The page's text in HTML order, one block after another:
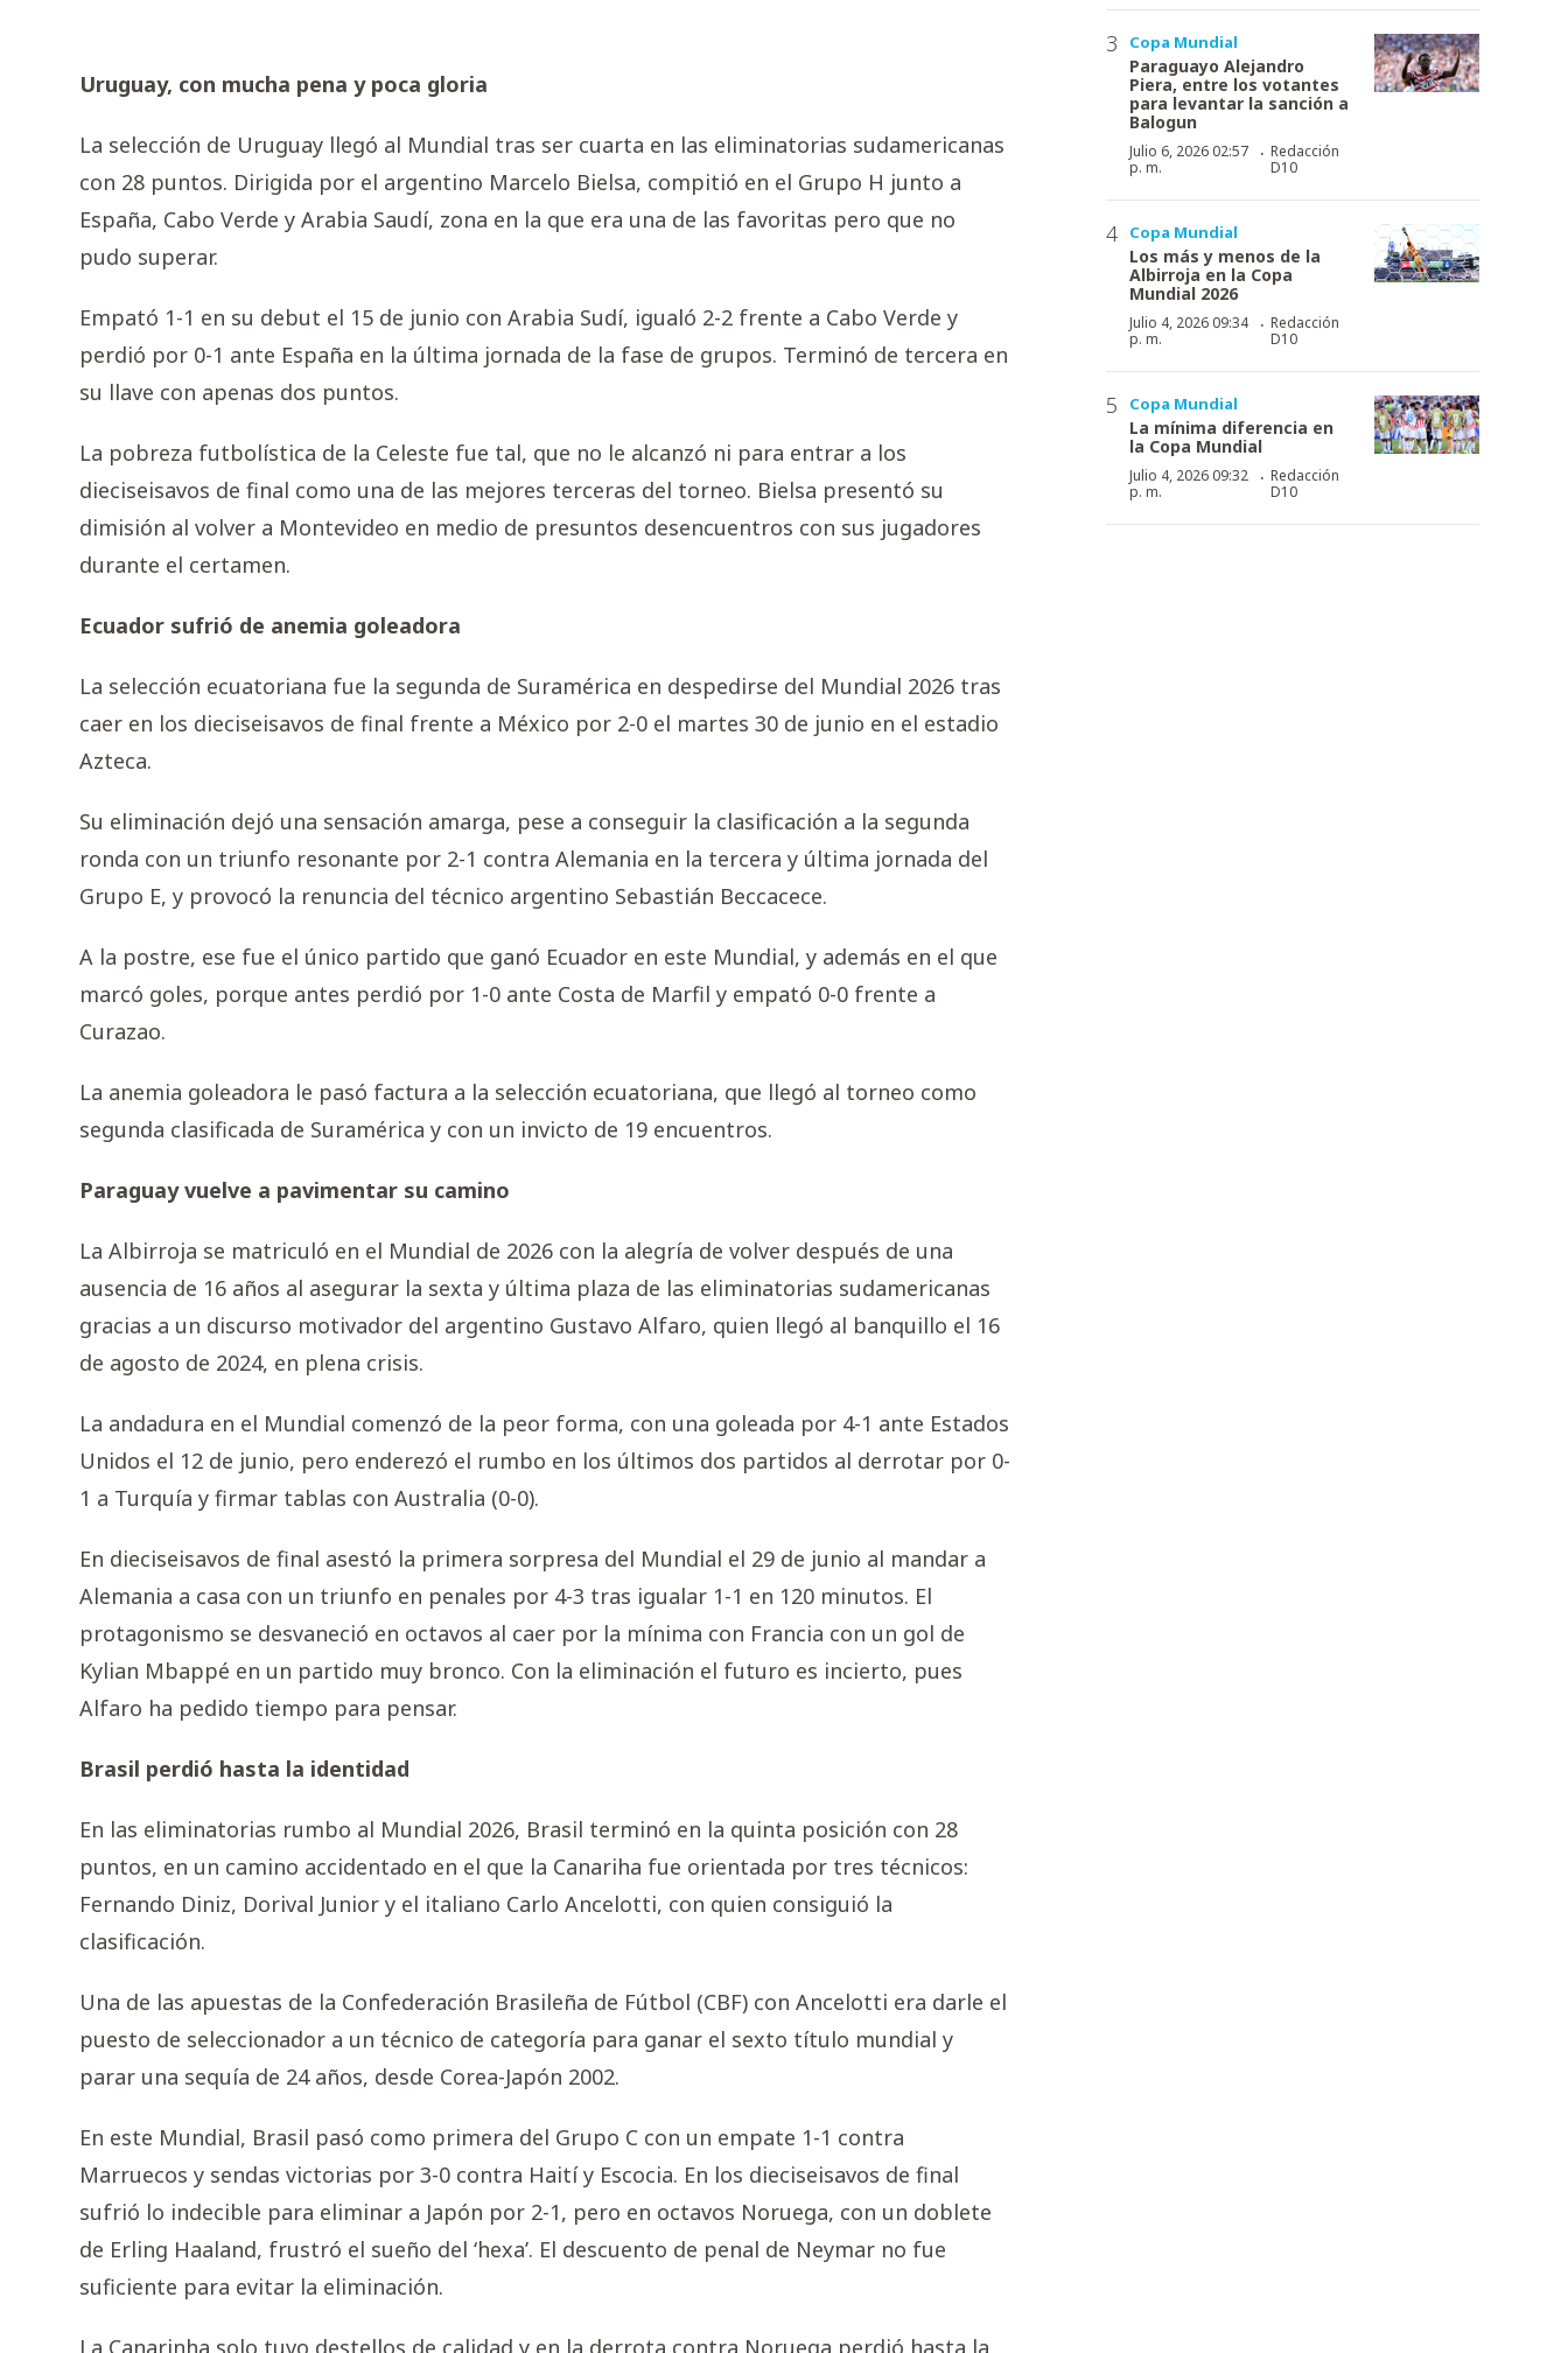
Uruguay, con mucha pena y poca gloria
La selección de Uruguay llegó al Mundial tras ser cuarta en las eliminatorias sudamericanas
con 28 puntos. Dirigida por el argentino Marcelo Bielsa, compitió en el Grupo H junto a
España, Cabo Verde y Arabia Saudí, zona en la que era una de las favoritas pero que no
pudo superar.
Empató 1-1 en su debut el 15 de junio con Arabia Sudí, igualó 2-2 frente a Cabo Verde y
perdió por 0-1 ante España en la última jornada de la fase de grupos. Terminó de tercera en
su llave con apenas dos puntos.
La pobreza futbolística de la Celeste fue tal, que no le alcanzó ni para entrar a los
dieciseisavos de final como una de las mejores terceras del torneo. Bielsa presentó su
dimisión al volver a Montevideo en medio de presuntos desencuentros con sus jugadores
durante el certamen.
Ecuador sufrió de anemia goleadora
La selección ecuatoriana fue la segunda de Suramérica en despedirse del Mundial 2026 tras
caer en los dieciseisavos de final frente a México por 2-0 el martes 30 de junio en el estadio
Azteca.
Su eliminación dejó una sensación amarga, pese a conseguir la clasificación a la segunda
ronda con un triunfo resonante por 2-1 contra Alemania en la tercera y última jornada del
Grupo E, y provocó la renuncia del técnico argentino Sebastián Beccacece.
A la postre, ese fue el único partido que ganó Ecuador en este Mundial, y además en el que
marcó goles, porque antes perdió por 1-0 ante Costa de Marfil y empató 0-0 frente a
Curazao.
La anemia goleadora le pasó factura a la selección ecuatoriana, que llegó al torneo como
segunda clasificada de Suramérica y con un invicto de 19 encuentros.
Paraguay vuelve a pavimentar su camino
La Albirroja se matriculó en el Mundial de 2026 con la alegría de volver después de una
ausencia de 16 años al asegurar la sexta y última plaza de las eliminatorias sudamericanas
gracias a un discurso motivador del argentino Gustavo Alfaro, quien llegó al banquillo el 16
de agosto de 2024, en plena crisis.
La andadura en el Mundial comenzó de la peor forma, con una goleada por 4-1 ante Estados
Unidos el 12 de junio, pero enderezó el rumbo en los últimos dos partidos al derrotar por 0-
1 a Turquía y firmar tablas con Australia (0-0).
En dieciseisavos de final asestó la primera sorpresa del Mundial el 29 de junio al mandar a
Alemania a casa con un triunfo en penales por 4-3 tras igualar 1-1 en 120 minutos. El
protagonismo se desvaneció en octavos al caer por la mínima con Francia con un gol de
Kylian Mbappé en un partido muy bronco. Con la eliminación el futuro es incierto, pues
Alfaro ha pedido tiempo para pensar.
Brasil perdió hasta la identidad
En las eliminatorias rumbo al Mundial 2026, Brasil terminó en la quinta posición con 28
puntos, en un camino accidentado en el que la Canariha fue orientada por tres técnicos:
Fernando Diniz, Dorival Junior y el italiano Carlo Ancelotti, con quien consiguió la
clasificación.
Una de las apuestas de la Confederación Brasileña de Fútbol (CBF) con Ancelotti era darle el
puesto de seleccionador a un técnico de categoría para ganar el sexto título mundial y
parar una sequía de 24 años, desde Corea-Japón 2002.
En este Mundial, Brasil pasó como primera del Grupo C con un empate 1-1 contra
Marruecos y sendas victorias por 3-0 contra Haití y Escocia. En los dieciseisavos de final
sufrió lo indecible para eliminar a Japón por 2-1, pero en octavos Noruega, con un doblete
de Erling Haaland, frustró el sueño del ‘hexa’. El descuento de penal de Neymar no fue
suficiente para evitar la eliminación.
Copa Mundial
Paraguayo Alejandro
Piera, entre los votantes
para levantar la sanción a
Balogun
Julio 6, 2026 02:57
p. m.
·Redacción
D10
Copa Mundial
Los más y menos de la
Albirroja en la Copa
Mundial 2026
Julio 4, 2026 09:34
p. m.
·Redacción
D10
Copa Mundial
La mínima diferencia en
la Copa Mundial
Julio 4, 2026 09:32
p. m.
·Redacción
D10